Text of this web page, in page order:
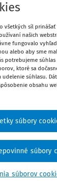
imanie
ale len
pasív
členovia
ktorý sa
všetkých síl
našich
fungovalo
alebo aby sme
potrebujeme súhlas
ktoré sa
súhlasu.
obsahu
súborov
súbory
súbory